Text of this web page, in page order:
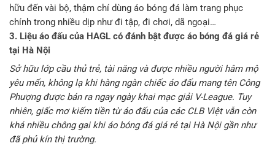
hữu đến vài bộ, thậm chí dùng áo bóng đá làm trang phục
chính trong nhiều dịp như đi tập, đi chơi, dã ngoại…
3. Liệu áo đấu của HAGL có đánh bật được áo bóng đá giá rẻ
tại Hà Nội
Sở hữu lớp cầu thủ trẻ, tài năng và được nhiều người hâm mộ
yêu mến, không lạ khi hàng ngàn chiếc áo đấu mang tên Công
Phượng được bán ra ngay ngày khai mạc giải V-League. Tuy
nhiên, giấc mơ kiếm tiền từ áo đấu của các CLB Việt vẫn còn
khá nhiều chông gai khi áo bóng đá giá rẻ tại Hà Nội gần như
đã phủ kín thị trường.